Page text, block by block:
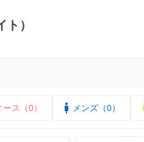
）
ス（0） メンズ（0）